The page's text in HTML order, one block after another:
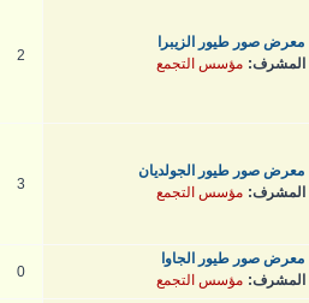
معرض صور طيور الزيبرا
المشرف: مؤسس التجمع 2
معرض صور طيور الجولديان
المشرف: مؤسس التجمع
3
معرض صور طيور الجاوا
المشرف: مؤسس التجمع 0